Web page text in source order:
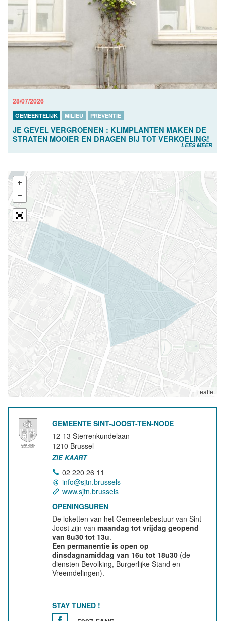
28/07/2026
GEMEENTELIJK MILIEU PREVENTIE
JE GEVEL VERGROENEN : KLIMPLANTEN MAKEN DE
STRATEN MOOIER EN DRAGEN BIJ TOT VERKOELING!
LEES MEER
Leaflet
GEMEENTE SINT-JOOST-TEN-NODE
12-13 Sterrenkundelaan
1210 Brussel
ZIE KAART
02 220 26 11
info@sjtn.brussels
www.sjtn.brussels
OPENINGSUREN
De loketten van het Gemeentebestuur van Sint-
Joost zijn vanmaandag tot vrijdag geopend
van 8u30 tot 13u.
Een permanentie is open op
dinsdagnamiddag van 16u tot 18u30 (de
diensten Bevolking, Burgerlijke Stand en
Vreemdelingen).
STAY TUNED !